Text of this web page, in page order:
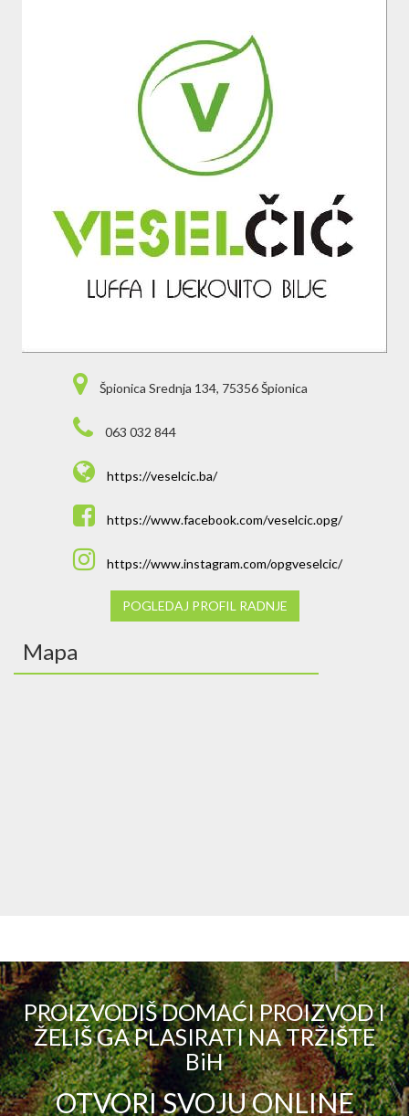
Špionica Srednja 134, 75356 Špionica
063 032 844
https://veselcic.ba/
https://www.facebook.com/veselcic.opg/
https://www.instagram.com/opgveselcic/
POGLEDAJ PROFIL RADNJE
Mapa
PROIZVODIŠ DOMAĆI PROIZVOD I
ŽELIŠ GA PLASIRATI NA TRŽIŠTE
BiH
OTVORI SVOJU ONLINE